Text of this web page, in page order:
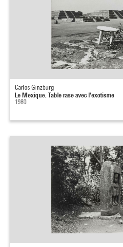
Carlos Ginzburg
Le Mexique. Table rase avec l'exotisme
1980